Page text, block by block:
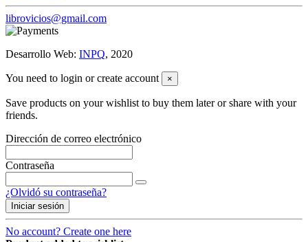
librovicios@gmail.com
Desarrollo Web: INPQ, 2020
You need to login or create account ×
Save products on your wishlist to buy them later or share with your
friends.
Dirección de correo electrónico
Contraseña
¿Olvidó su contraseña?
Iniciar sesión
No account? Create one here